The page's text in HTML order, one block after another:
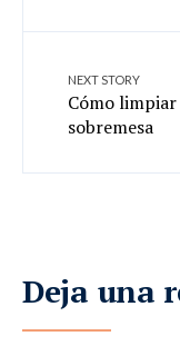
NEXT STORY
Cómo
sobremesa
Deja una